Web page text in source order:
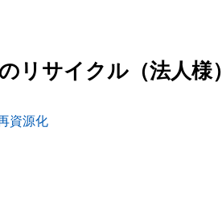
リサイクル（法人様）
資源化